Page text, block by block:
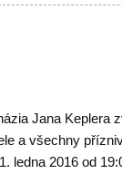
Jana Keplera
a všechny
ledna 2016 od